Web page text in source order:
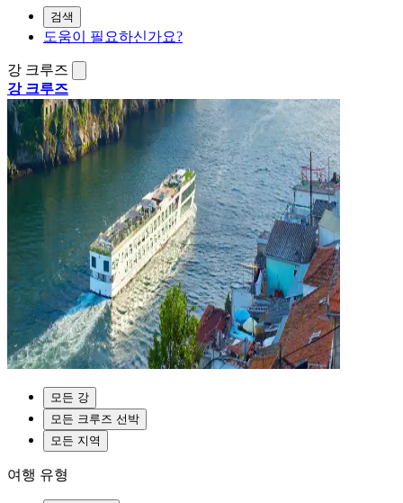
검색
도움이 필요하신가요?
강 크루즈
강 크루즈
모든 강
모든 크루즈 선박
모든 지역
여행 유형